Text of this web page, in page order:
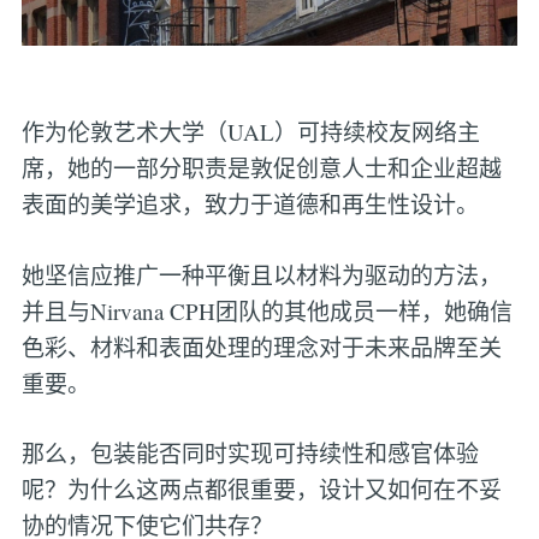
作为伦敦艺术大学（UAL）可持续校友网络主
席，她的一部分职责是敦促创意人士和企业超越
表面的美学追求，致力于道德和再生性设计。
她坚信应推广一种平衡且以材料为驱动的方法，
并且与Nirvana CPH团队的其他成员一样，她确信
色彩、材料和表面处理的理念对于未来品牌至关
重要。
那么，包装能否同时实现可持续性和感官体验
呢？为什么这两点都很重要，设计又如何在不妥
协的情况下使它们共存？